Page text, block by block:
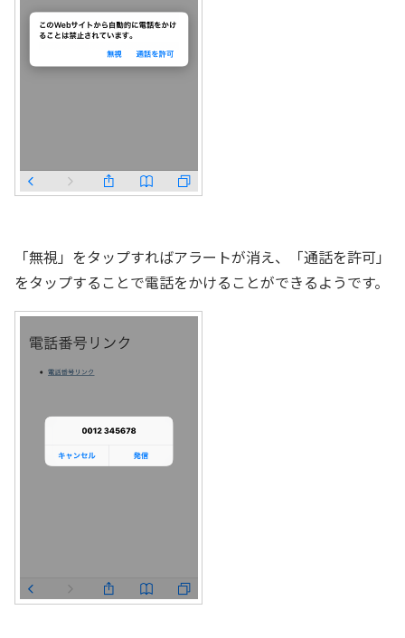
「無視」をタップすればアラートが消え、「通話を許可」
をタップすることで電話をかけることができるようです。